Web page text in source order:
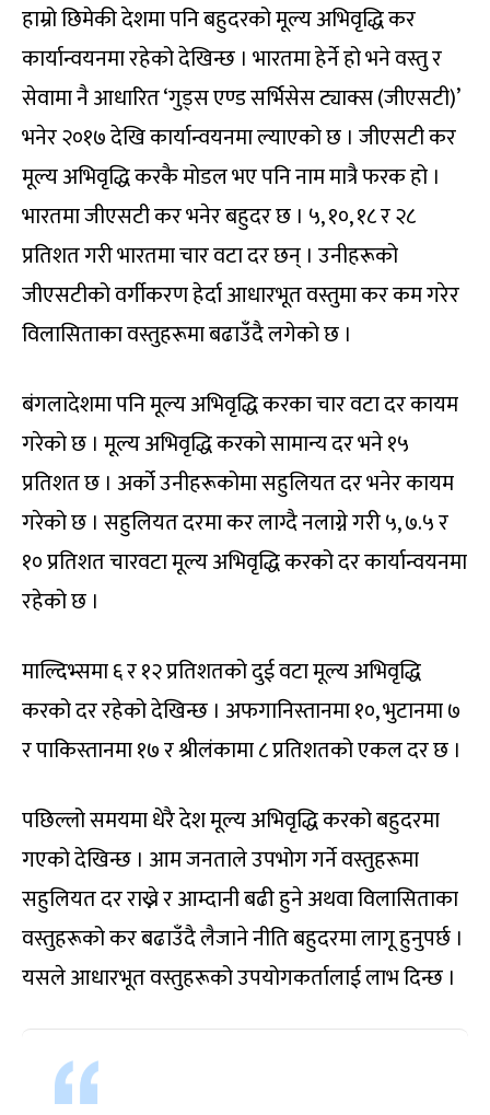
हाम्रो छिमेकी देशमा पनि बहुदरको मूल्य अभिवृद्धि कर
कार्यान्वयनमा रहेको देखिन्छ । भारतमा हेर्ने हो भने वस्तु र
सेवामा नै आधारित ‘गुड्स एण्ड सर्भिसेस ट्याक्स (जीएसटी)’
भनेर २०१७ देखि कार्यान्वयनमा ल्याएको छ । जीएसटी कर
मूल्य अभिवृद्धि करकै मोडल भए पनि नाम मात्रै फरक हो ।
भारतमा जीएसटी कर भनेर बहुदर छ । ५, १०, १८ र २८
प्रतिशत गरी भारतमा चार वटा दर छन् । उनीहरूको
जीएसटीको वर्गीकरण हेर्दा आधारभूत वस्तुमा कर कम गरेर
विलासिताका वस्तुहरूमा बढाउँदै लगेको छ ।
बंगलादेशमा पनि मूल्य अभिवृद्धि करका चार वटा दर कायम
गरेको छ । मूल्य अभिवृद्धि करको सामान्य दर भने १५
प्रतिशत छ । अर्को उनीहरूकोमा सहुलियत दर भनेर कायम
गरेको छ । सहुलियत दरमा कर लाग्दै नलाग्ने गरी ५, ७.५ र
१० प्रतिशत चारवटा मूल्य अभिवृद्धि करको दर कार्यान्वयनमा
रहेको छ ।
माल्दिभ्समा ६ र १२ प्रतिशतको दुई वटा मूल्य अभिवृद्धि
करको दर रहेको देखिन्छ । अफगानिस्तानमा १०, भुटानमा ७
र पाकिस्तानमा १७ र श्रीलंकामा ८ प्रतिशतको एकल दर छ ।
पछिल्लो समयमा धेरै देश मूल्य अभिवृद्धि करको बहुदरमा
गएको देखिन्छ । आम जनताले उपभोग गर्ने वस्तुहरूमा
सहुलियत दर राख्ने र आम्दानी बढी हुने अथवा विलासिताका
वस्तुहरूको कर बढाउँदै लैजाने नीति बहुदरमा लागू हुनुपर्छ ।
यसले आधारभूत वस्तुहरूको उपयोगकर्तालाई लाभ दिन्छ ।